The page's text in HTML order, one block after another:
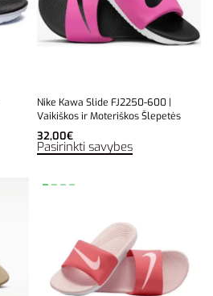
Nike Kawa Slide FJ2250-600 |
Vaikiškos ir Moteriškos Šlepetės
32,00€
Pasirinkti savybes